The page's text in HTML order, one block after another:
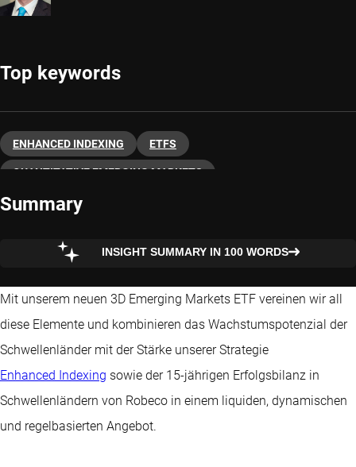
Top keywords
ENHANCED INDEXING ETFS
QUANTITATIVE EMERGING MARKETS
QUANTITATIVE INVESTING
Summary
INSIGHT SUMMARY IN 100 WORDS
Mit unserem neuen 3D Emerging Markets ETF vereinen wir all
diese Elemente und kombinieren das Wachstumspotenzial der
Schwellenländer mit der Stärke unserer Strategie
Enhanced Indexing sowie der 15-jährigen Erfolgsbilanz in
Schwellenländern von Robeco in einem liquiden, dynamischen
und regelbasierten Angebot.